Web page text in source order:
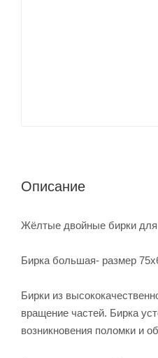
Описание
Жёлтые двойные бирки для
Бирка большая- размер
Бирки из
вращение частей. Бирка
возникновения поломки и